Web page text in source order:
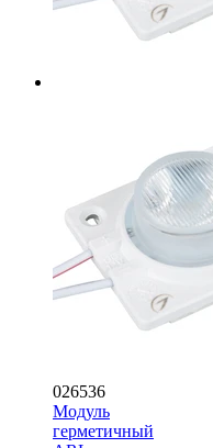
026536
Модуль
герметичный